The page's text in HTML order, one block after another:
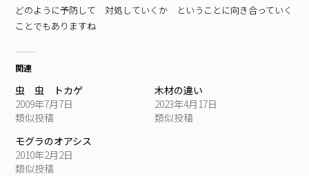
どのように予防して 対処していくか ということに向き合っていく
ことでもありますね
関連
虫 虫 トカゲ
2009年7月7日
類似投稿
木材の違い
2023年4月17日
類似投稿
モグラのオアシス
2010年2月2日
類似投稿